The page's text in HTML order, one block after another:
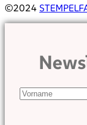
©2024